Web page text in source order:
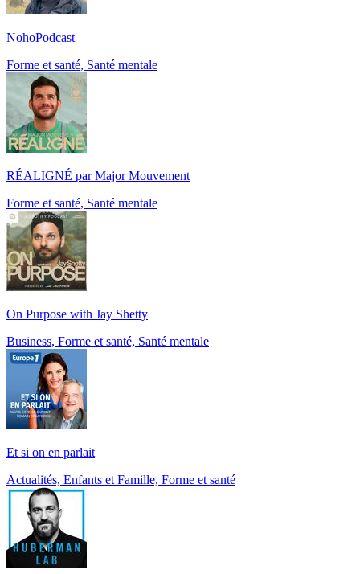
NohoPodcast
Forme et santé, Santé mentale
RÉALIGNÉ par Major Mouvement
Forme et santé, Santé mentale
On Purpose with Jay Shetty
Business, Forme et santé, Santé mentale
Et si on en parlait
Actualités, Enfants et Famille, Forme et santé